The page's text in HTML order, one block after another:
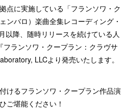
点に実施している「フランソワ・ク
ンバロ）楽曲全集レコーディング・
以降、随時リリースを続けている人
ランソワ・クープラン：クラヴサ
LLCより発売いたします。
けるフランソワ・クープラン作品演
ご堪能ください！